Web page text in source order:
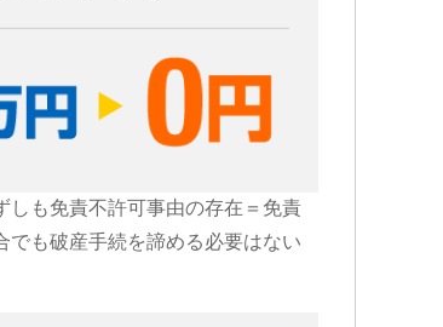
しも免責不許可事由の存在＝免責
も破産手続を諦める必要はない